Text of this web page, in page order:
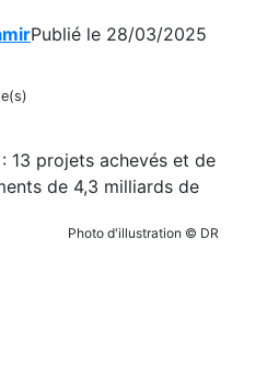
Publié le 28/03/2025
Photo d'illustration © DR